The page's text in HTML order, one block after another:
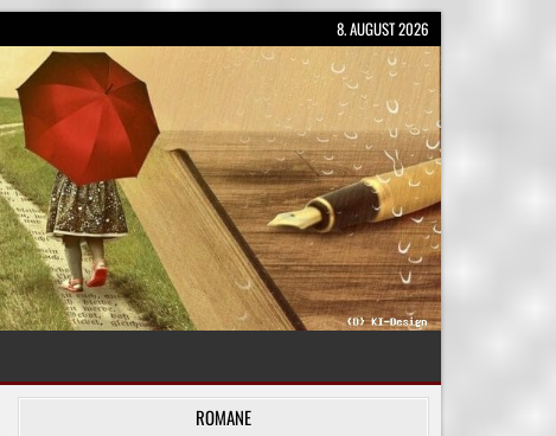
8. AUGUST 2026
ROMANE